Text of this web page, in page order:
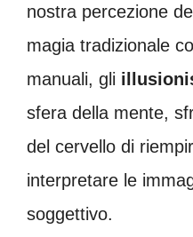
nostra percezione
magia tradizionale
manuali, gli
sfera della mente,
del cervello di
interpretare le
soggettivo.